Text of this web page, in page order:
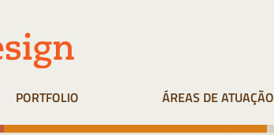
PORTFOLIO ÁREAS DE ATUAÇÃO